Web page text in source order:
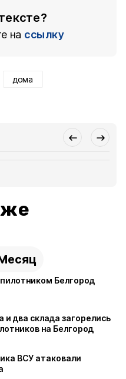
на ссылку
дома
Белгород
два склада загорелись
на Белгород
ВСУ атаковали